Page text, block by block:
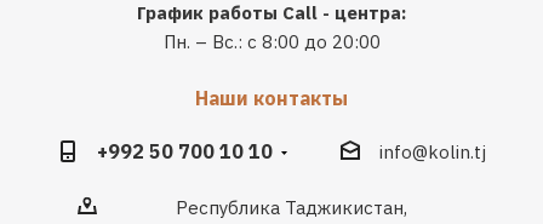
График работы Call - центра:
Пн. – Вс.: с 8:00 до 20:00
Наши контакты
+992 50 700 10 10 info@kolin.tj
Республика Таджикистан,